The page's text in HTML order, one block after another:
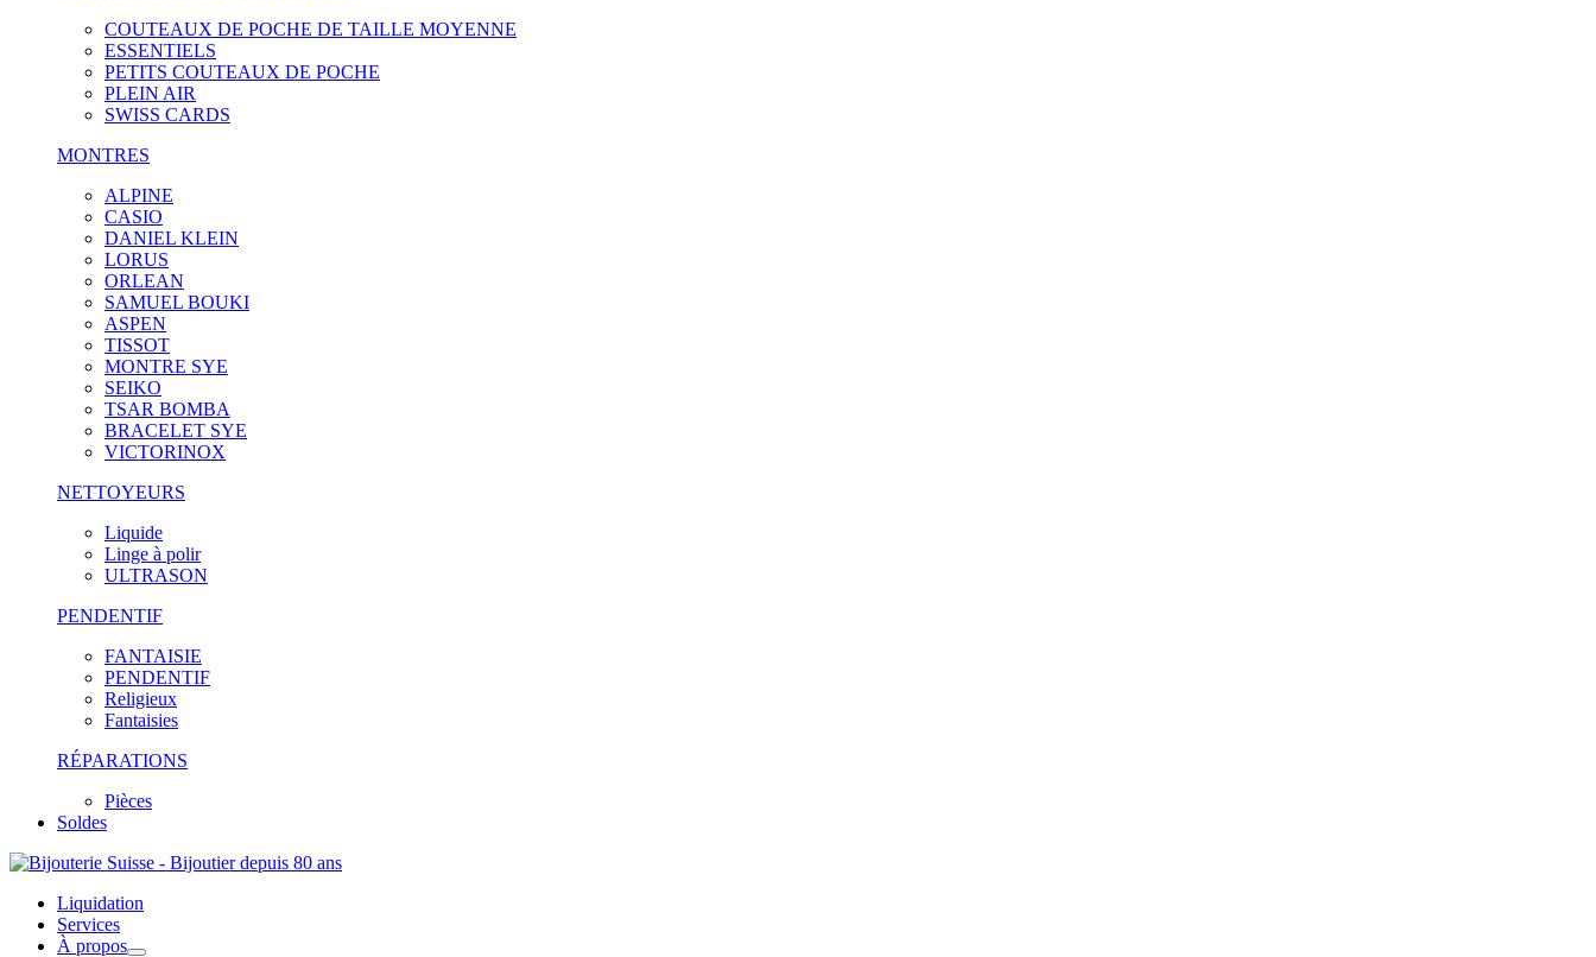
COUTEAUX DE POCHE DE TAILLE MOYENNE
ESSENTIELS
PETITS COUTEAUX DE POCHE
PLEIN AIR
SWISS CARDS
MONTRES
ALPINE
CASIO
DANIEL KLEIN
LORUS
ORLEAN
SAMUEL BOUKI
ASPEN
TISSOT
MONTRE SYE
SEIKO
TSAR BOMBA
BRACELET SYE
VICTORINOX
NETTOYEURS
Liquide
Linge à polir
ULTRASON
PENDENTIF
FANTAISIE
PENDENTIF
Religieux
Fantaisies
RÉPARATIONS
Pièces
Soldes
Liquidation
Services
À propos